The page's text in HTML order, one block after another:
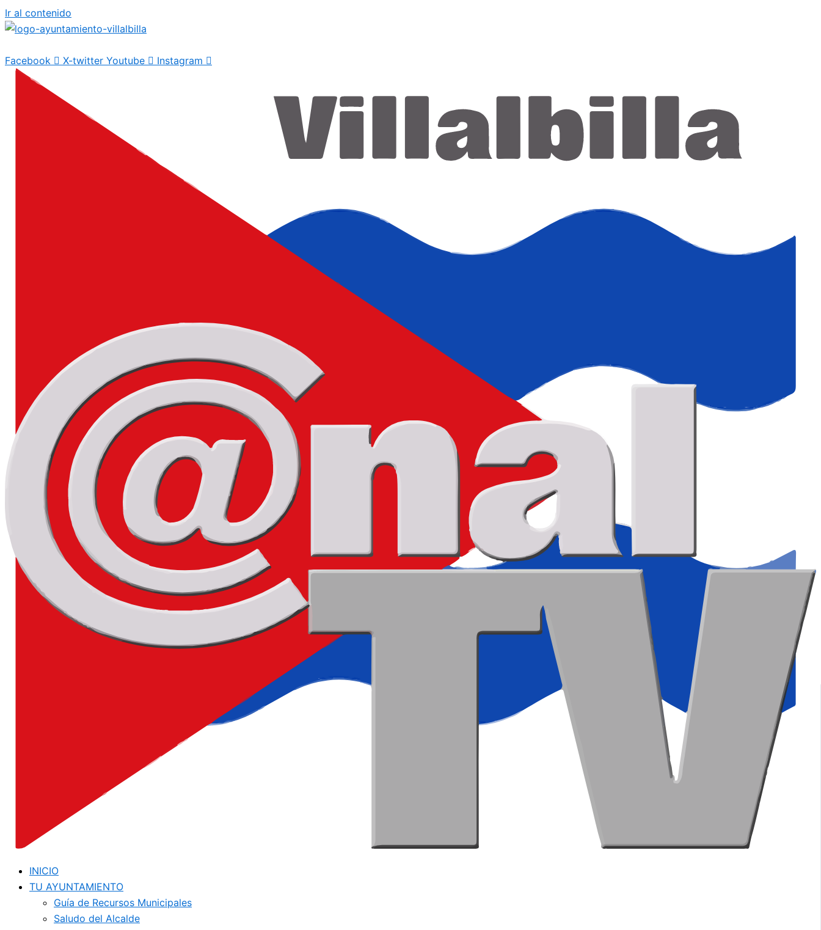
Ir al contenido
Facebook X-twitter Youtube Instagram
INICIO
TU AYUNTAMIENTO
Guía de Recursos Municipales
Saludo del Alcalde